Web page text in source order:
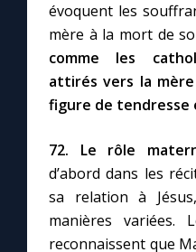
évoquent les
mère à la mort de
comme les
attirés vers la
figure de tendresse
72. Le rôle
d’abord dans les
sa relation à
manières variées.
reconnaissent que